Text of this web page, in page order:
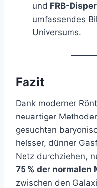
und FRB-
umfassendes
Universums.
Fazit
Dank moderner
neuartiger
gesuchten
heisser, dünner
Netz durchziehen,
75 % der normalen
zwischen den